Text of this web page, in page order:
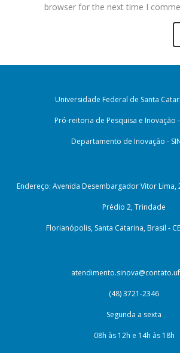
browser for the next time I
Universidade Federal de Santa
Pró-reitoria de Pesquisa e Inovação -
Departamento de Inovação -
Endereço: Avenida Desembargador Vitor Lima,
Prédio 2, Trindade
Florianópolis, Santa Catarina, Brasil -
(48) 3721-2346
Segunda a sexta
08h às 12h e 14h às 18h